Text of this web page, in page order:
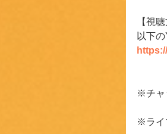
【視
以下
※チャ
※ライ